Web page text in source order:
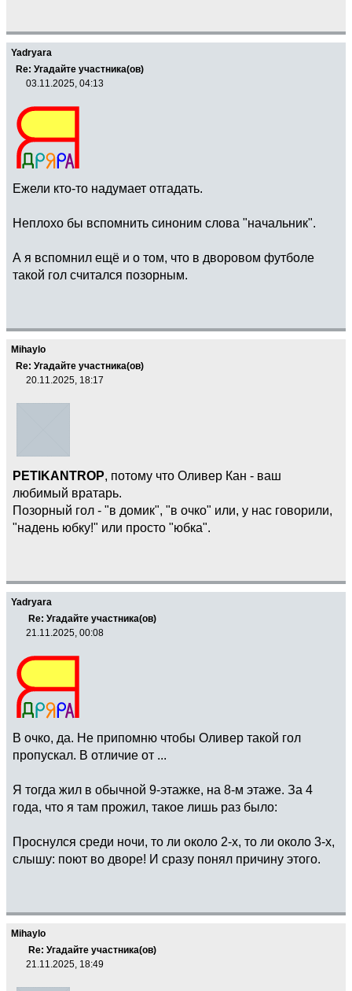
Yadryara
Re: Угадайте участника(ов)
03.11.2025, 04:13
Ежели кто-то надумает отгадать.
Неплохо бы вспомнить синоним слова "начальник".
А я вспомнил ещё и о том, что в дворовом футболе
такой гол считался позорным.
Mihaylo
Re: Угадайте участника(ов)
20.11.2025, 18:17
PETIKANTROP, потому что Оливер Кан - ваш
любимый вратарь.
Позорный гол - "в домик", "в очко" или, у нас говорили,
"надень юбку!" или просто "юбка".
Yadryara
Re: Угадайте участника(ов)
21.11.2025, 00:08
В очко, да. Не припомню чтобы Оливер такой гол
пропускал. В отличие от ...
Я тогда жил в обычной 9-этажке, на 8-м этаже. За 4
года, что я там прожил, такое лишь раз было:
Проснулся среди ночи, то ли около 2-х, то ли около 3-х,
слышу: поют во дворе! И сразу понял причину этого.
Mihaylo
Re: Угадайте участника(ов)
21.11.2025, 18:49